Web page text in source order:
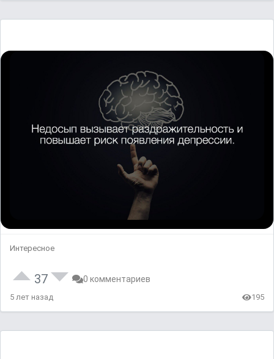
Интересное
37 0 комментариев
5 лет назад 195